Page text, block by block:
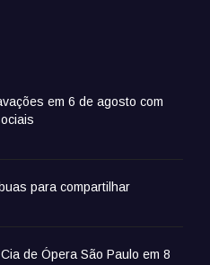
em 6 de agosto com
para compartilhar
de Ópera São Paulo em 8